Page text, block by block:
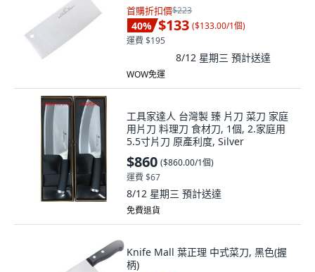
首購折扣價$223
40% $133 ($133.00/1個)
運費 $195
8/12 星期三 預計送達
WOW免運
工具家達人 台灣製 臻 片刀 菜刀 家庭
用片刀 料理刀 食材刀, 1個, 2.家庭用
5.5寸片刀 原產利度, Silver
$860 ($860.00/1個)
運費 $67
8/12 星期三 預計送達
免費退貨
Knife Mall 葉正理 中式菜刀, 黑色(握
柄)